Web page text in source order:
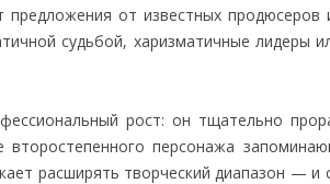
от известных продюсеров
судьбой, харизматичные лидеры
рост: он тщательно
персонажа
расширять творческий диапазон —